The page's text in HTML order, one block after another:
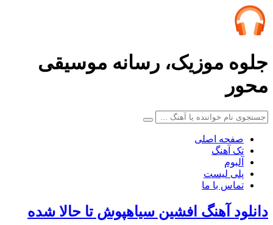
موزیک، رسانه موسیقی
صفحه اصلی
تک آهنگ
آلبوم
پلی لیست
تماس با ما
آهنگ افشین سیاهپوش تا حالا شده